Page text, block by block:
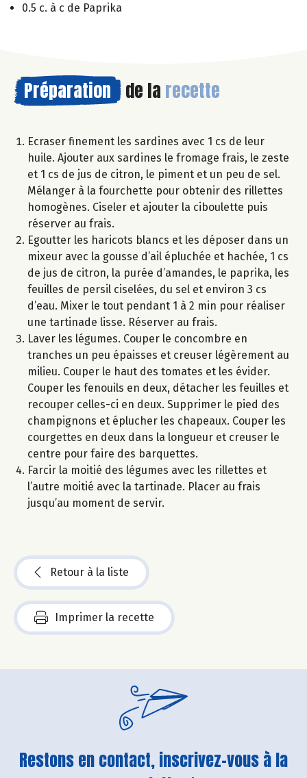
0.5 c. à c de Paprika
Préparation de la recette
Ecraser finement les sardines avec 1 cs de leur
huile. Ajouter aux sardines le fromage frais, le zeste
et 1 cs de jus de citron, le piment et un peu de sel.
Mélanger à la fourchette pour obtenir des rillettes
homogènes. Ciseler et ajouter la ciboulette puis
réserver au frais.
Egoutter les haricots blancs et les déposer dans un
mixeur avec la gousse d’ail épluchée et hachée, 1 cs
de jus de citron, la purée d’amandes, le paprika, les
feuilles de persil ciselées, du sel et environ 3 cs
d’eau. Mixer le tout pendant 1 à 2 min pour réaliser
une tartinade lisse. Réserver au frais.
Laver les légumes. Couper le concombre en
tranches un peu épaisses et creuser légèrement au
milieu. Couper le haut des tomates et les évider.
Couper les fenouils en deux, détacher les feuilles et
recouper celles-ci en deux. Supprimer le pied des
champignons et éplucher les chapeaux. Couper les
courgettes en deux dans la longueur et creuser le
centre pour faire des barquettes.
Farcir la moitié des légumes avec les rillettes et
l’autre moitié avec la tartinade. Placer au frais
jusqu’au moment de servir.
Retour à la liste
Imprimer la recette
Restons en contact, inscrivez-vous à la